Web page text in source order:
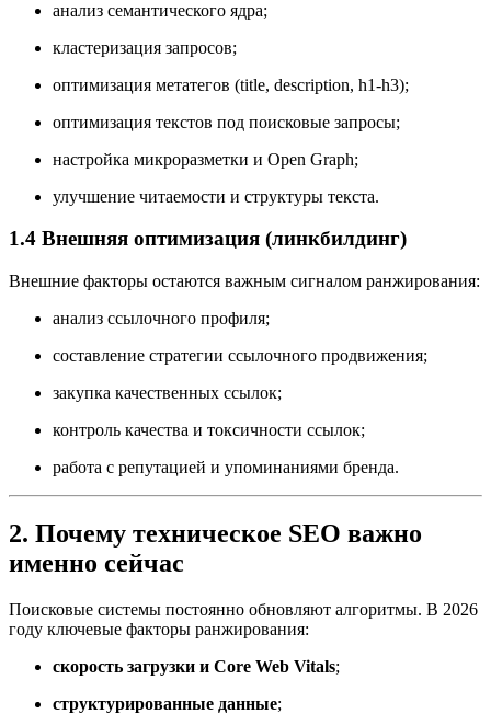
анализ семантического ядра;
кластеризация запросов;
оптимизация метатегов (title, description, h1-h3);
оптимизация текстов под поисковые запросы;
настройка микроразметки и Open Graph;
улучшение читаемости и структуры текста.
1.4 Внешняя оптимизация (линкбилдинг)
Внешние факторы остаются важным сигналом ранжирования:
анализ ссылочного профиля;
составление стратегии ссылочного продвижения;
закупка качественных ссылок;
контроль качества и токсичности ссылок;
работа с репутацией и упоминаниями бренда.
2. Почему техническое SEO важно
именно сейчас
Поисковые системы постоянно обновляют алгоритмы. В 2026
году ключевые факторы ранжирования:
скорость загрузки и Core Web Vitals;
структурированные данные;